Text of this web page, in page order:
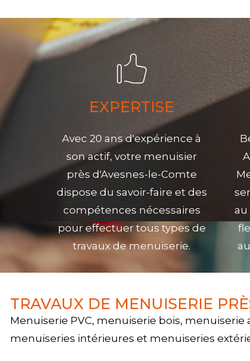
EXPERTISE
Avec 20 ans d'expérience à
son actif, votre menuisier
près d'Avesnes-le-Comte
dispose du savoir-faire et des
compétences nécessaires
pour effectuer tous types de
travaux de menuiserie.
au
TRAVAUX DE MENUISERIE
Menuiserie PVC, menuiserie bois,
menuiseries intérieures et menuiseries